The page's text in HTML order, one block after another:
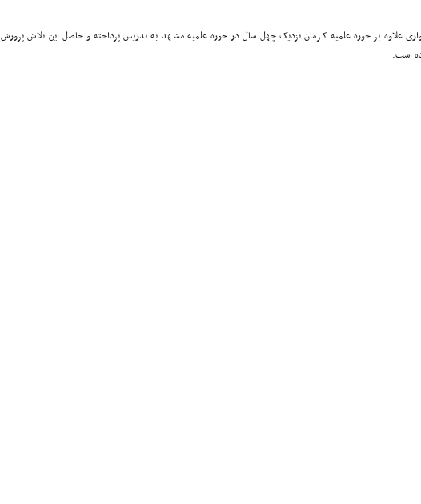
علاوه بر حوزه علمیه کـرمان نزدیک چهل سال در حوزه علمیه مشـهد به تدریس پرداخته و حاصل این تلاش
است.